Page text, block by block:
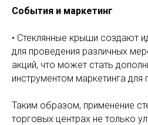
События и маркетинг
• Стеклянные крыши создают
для проведения различных
акций, что может стать
инструментом маркетинга для
Таким образом, применение
торговых центрах не только